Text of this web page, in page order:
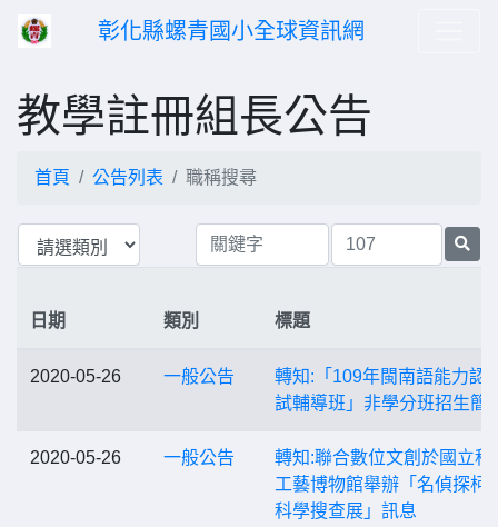
彰化縣螺青國小全球資訊網
教學註冊組長公告
首頁 公告列表 職稱搜尋
日期 類別 標題
2020-05-26 一般公告
轉知:「109年閩南語能力認
試輔導班」非學分班招生簡
2020-05-26 一般公告
轉知:聯合數位文創於國立科
工藝博物館舉辦「名偵探柯
科學搜查展」訊息